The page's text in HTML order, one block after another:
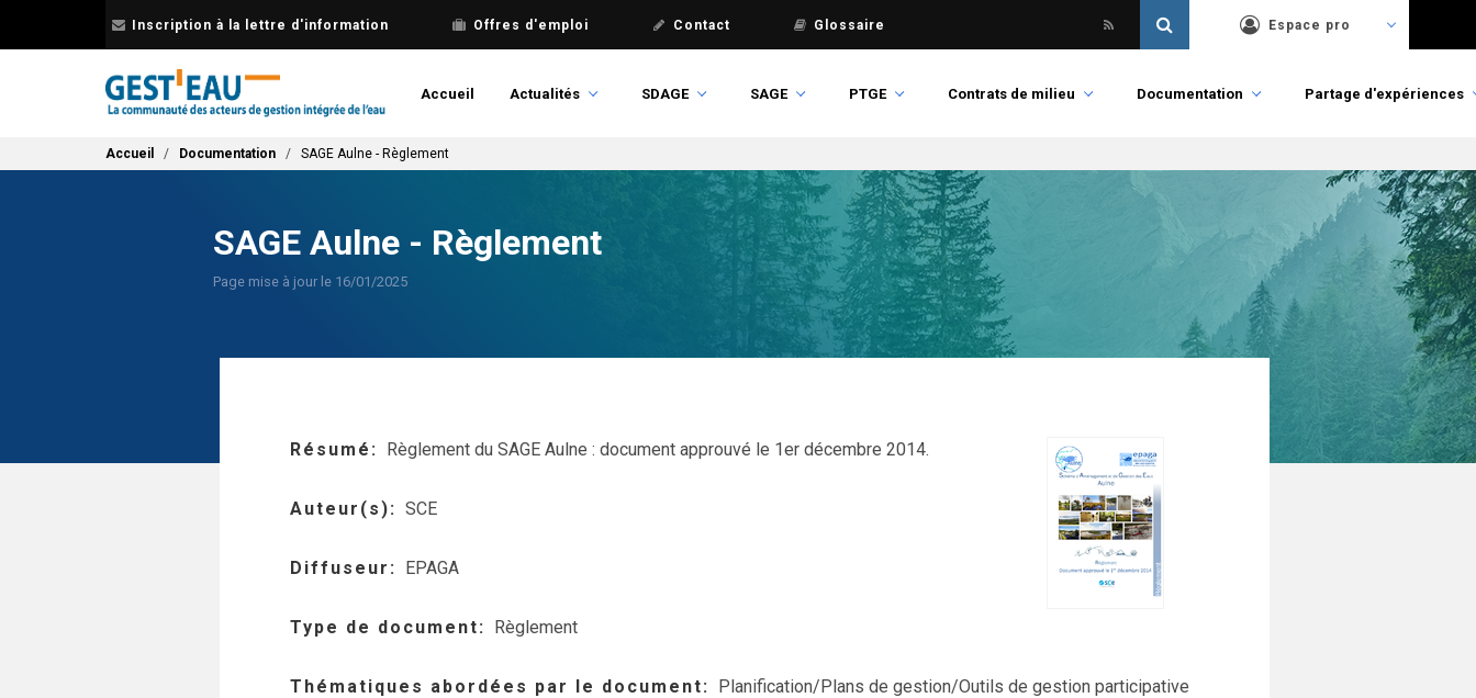
Inscription à la lettre d'information Offres d'emploi Contact Glossaire Espace pro
Accueil Actualités SDAGE SAGE PTGE Contrats de milieu Documentation Partage d'expériences
Fil d'Ariane
Accueil Documentation SAGE Aulne - Règlement
SAGE Aulne - Règlement
Page mise à jour le 16/01/2025
Résumé Règlement du SAGE Aulne : document approuvé le 1er décembre 2014.
Auteur(s) SCE
Diffuseur EPAGA
Type de document Règlement
Thématiques abordées par le document Planification/Plans de gestion/Outils de gestion participative